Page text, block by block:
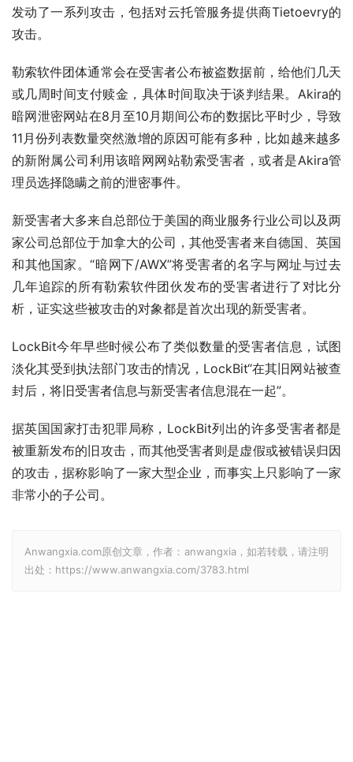
发动了一系列攻击，包括对云托管服务提供商Tietoevry的
攻击。
勒索软件团体通常会在受害者公布被盗数据前，给他们几天
或几周时间支付赎金，具体时间取决于谈判结果。Akira的
暗网泄密网站在8月至10月期间公布的数据比平时少，导致
11月份列表数量突然激增的原因可能有多种，比如越来越多
的新附属公司利用该暗网网站勒索受害者，或者是Akira管
理员选择隐瞒之前的泄密事件。
新受害者大多来自总部位于美国的商业服务行业公司以及两
家公司总部位于加拿大的公司，其他受害者来自德国、英国
和其他国家。“暗网下/AWX”将受害者的名字与网址与过去
几年追踪的所有勒索软件团伙发布的受害者进行了对比分
析，证实这些被攻击的对象都是首次出现的新受害者。
LockBit今年早些时候公布了类似数量的受害者信息，试图
淡化其受到执法部门攻击的情况，LockBit“在其旧网站被查
封后，将旧受害者信息与新受害者信息混在一起”。
据英国国家打击犯罪局称，LockBit列出的许多受害者都是
被重新发布的旧攻击，而其他受害者则是虚假或被错误归因
的攻击，据称影响了一家大型企业，而事实上只影响了一家
非常小的子公司。
Anwangxia.com原创文章，作者：anwangxia，如若转载，请注明
出处：https://www.anwangxia.com/3783.html